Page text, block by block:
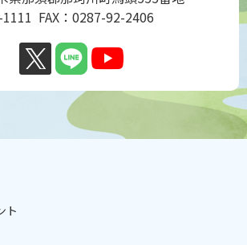
FAX：0287-92-2406
ト